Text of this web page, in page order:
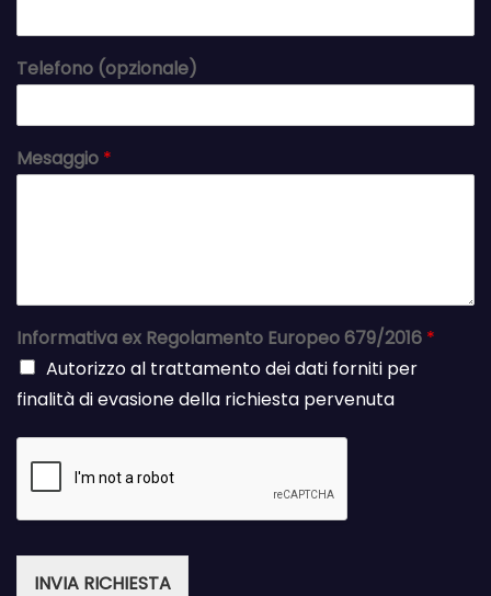
Telefono (opzionale)
Mesaggio *
Informativa ex Regolamento Europeo 679/2016 *
Autorizzo al trattamento dei dati forniti per
finalità di evasione della richiesta pervenuta
INVIA RICHIESTA